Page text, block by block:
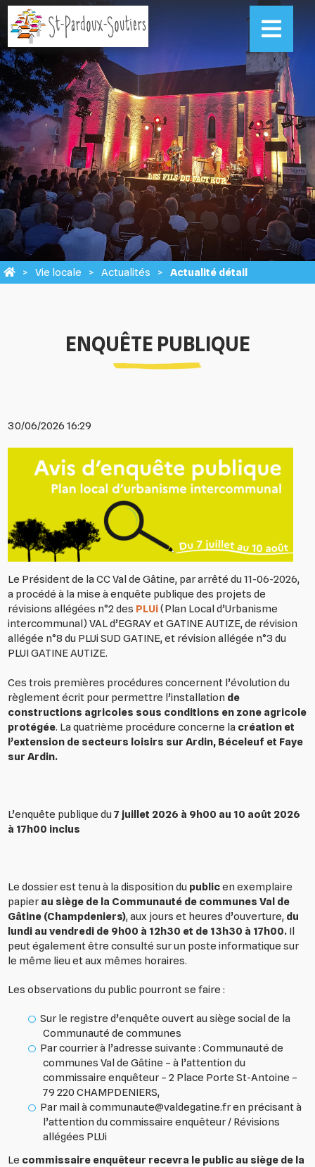
Vie locale Actualités Actualité détail
ENQUÊTE PUBLIQUE
30/06/2026 16:29
Le Président de la CC Val de Gâtine, par arrêté du 11-06-2026,
a procédé à la mise à enquête publique des projets de
révisions allégées n°2 des PLUi(Plan Local d’Urbanisme
intercommunal) VAL d’EGRAY et GATINE AUTIZE, de révision
allégée n°8 du PLUi SUD GATINE, et révision allégée n°3 du
PLUI GATINE AUTIZE.
Ces trois premières procédures concernent l’évolution du
règlement écrit pour permettre l’installation de
constructions agricoles sous conditions en zone agricole
protégée. La quatrième procédure concerne la création et
l’extension de secteurs loisirs sur Ardin, Béceleuf et Faye
sur Ardin.
L’enquête publique du 7 juillet 2026 à 9h00 au 10 août 2026
à 17h00 inclus
Le dossier est tenu à la disposition du publicen exemplaire
papier au siège de la Communauté de communes Val de
Gâtine (Champdeniers), aux jours et heures d’ouverture, du
lundi au vendredi de 9h00 à 12h30 et de 13h30 à 17h00. Il
peut également être consulté sur un poste informatique sur
le même lieu et aux mêmes horaires.
Les observations du public pourront se faire :
Sur le registre d’enquête ouvert au siège social de la
Communauté de communes
Par courrier à l’adresse suivante : Communauté de
communes Val de Gâtine – à l’attention du
commissaire enquêteur – 2 Place Porte St-Antoine –
79 220 CHAMPDENIERS,
Par mail à communaute@valdegatine.fr en précisant à
l’attention du commissaire enquêteur / Révisions
allégées PLUi
Le commissaire enquêteur recevra le public au siège de la